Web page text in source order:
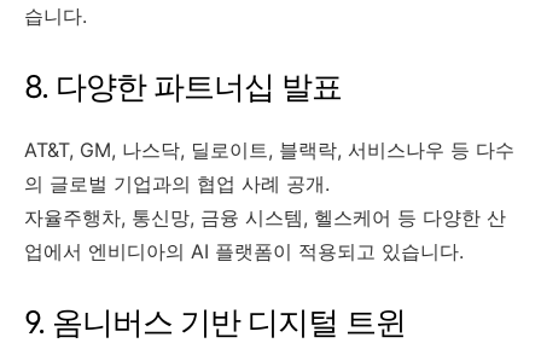
습니다.
8. 다양한 파트너십 발표
AT&T, GM, 나스닥, 딜로이트, 블랙락, 서비스나우 등 다수
의 글로벌 기업과의 협업 사례 공개.
자율주행차, 통신망, 금융 시스템, 헬스케어 등 다양한 산
업에서 엔비디아의 AI 플랫폼이 적용되고 있습니다.
9. 옴니버스 기반 디지털 트윈